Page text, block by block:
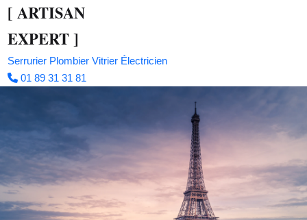
[ ARTISAN
EXPERT]
Serrurier Plombier Vitrier Électricien
01 89 31 31 81